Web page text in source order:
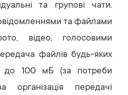
та групові чати.
та файлами
відео, голосовими
файлів будь-яких
до 100 мБ (за потреби
організація передачі